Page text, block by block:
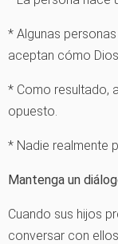
* Algunas
aceptan cómo
* Como resultado,
opuesto.
* Nadie realmente
Mantenga un
Cuando sus hijos
conversar con